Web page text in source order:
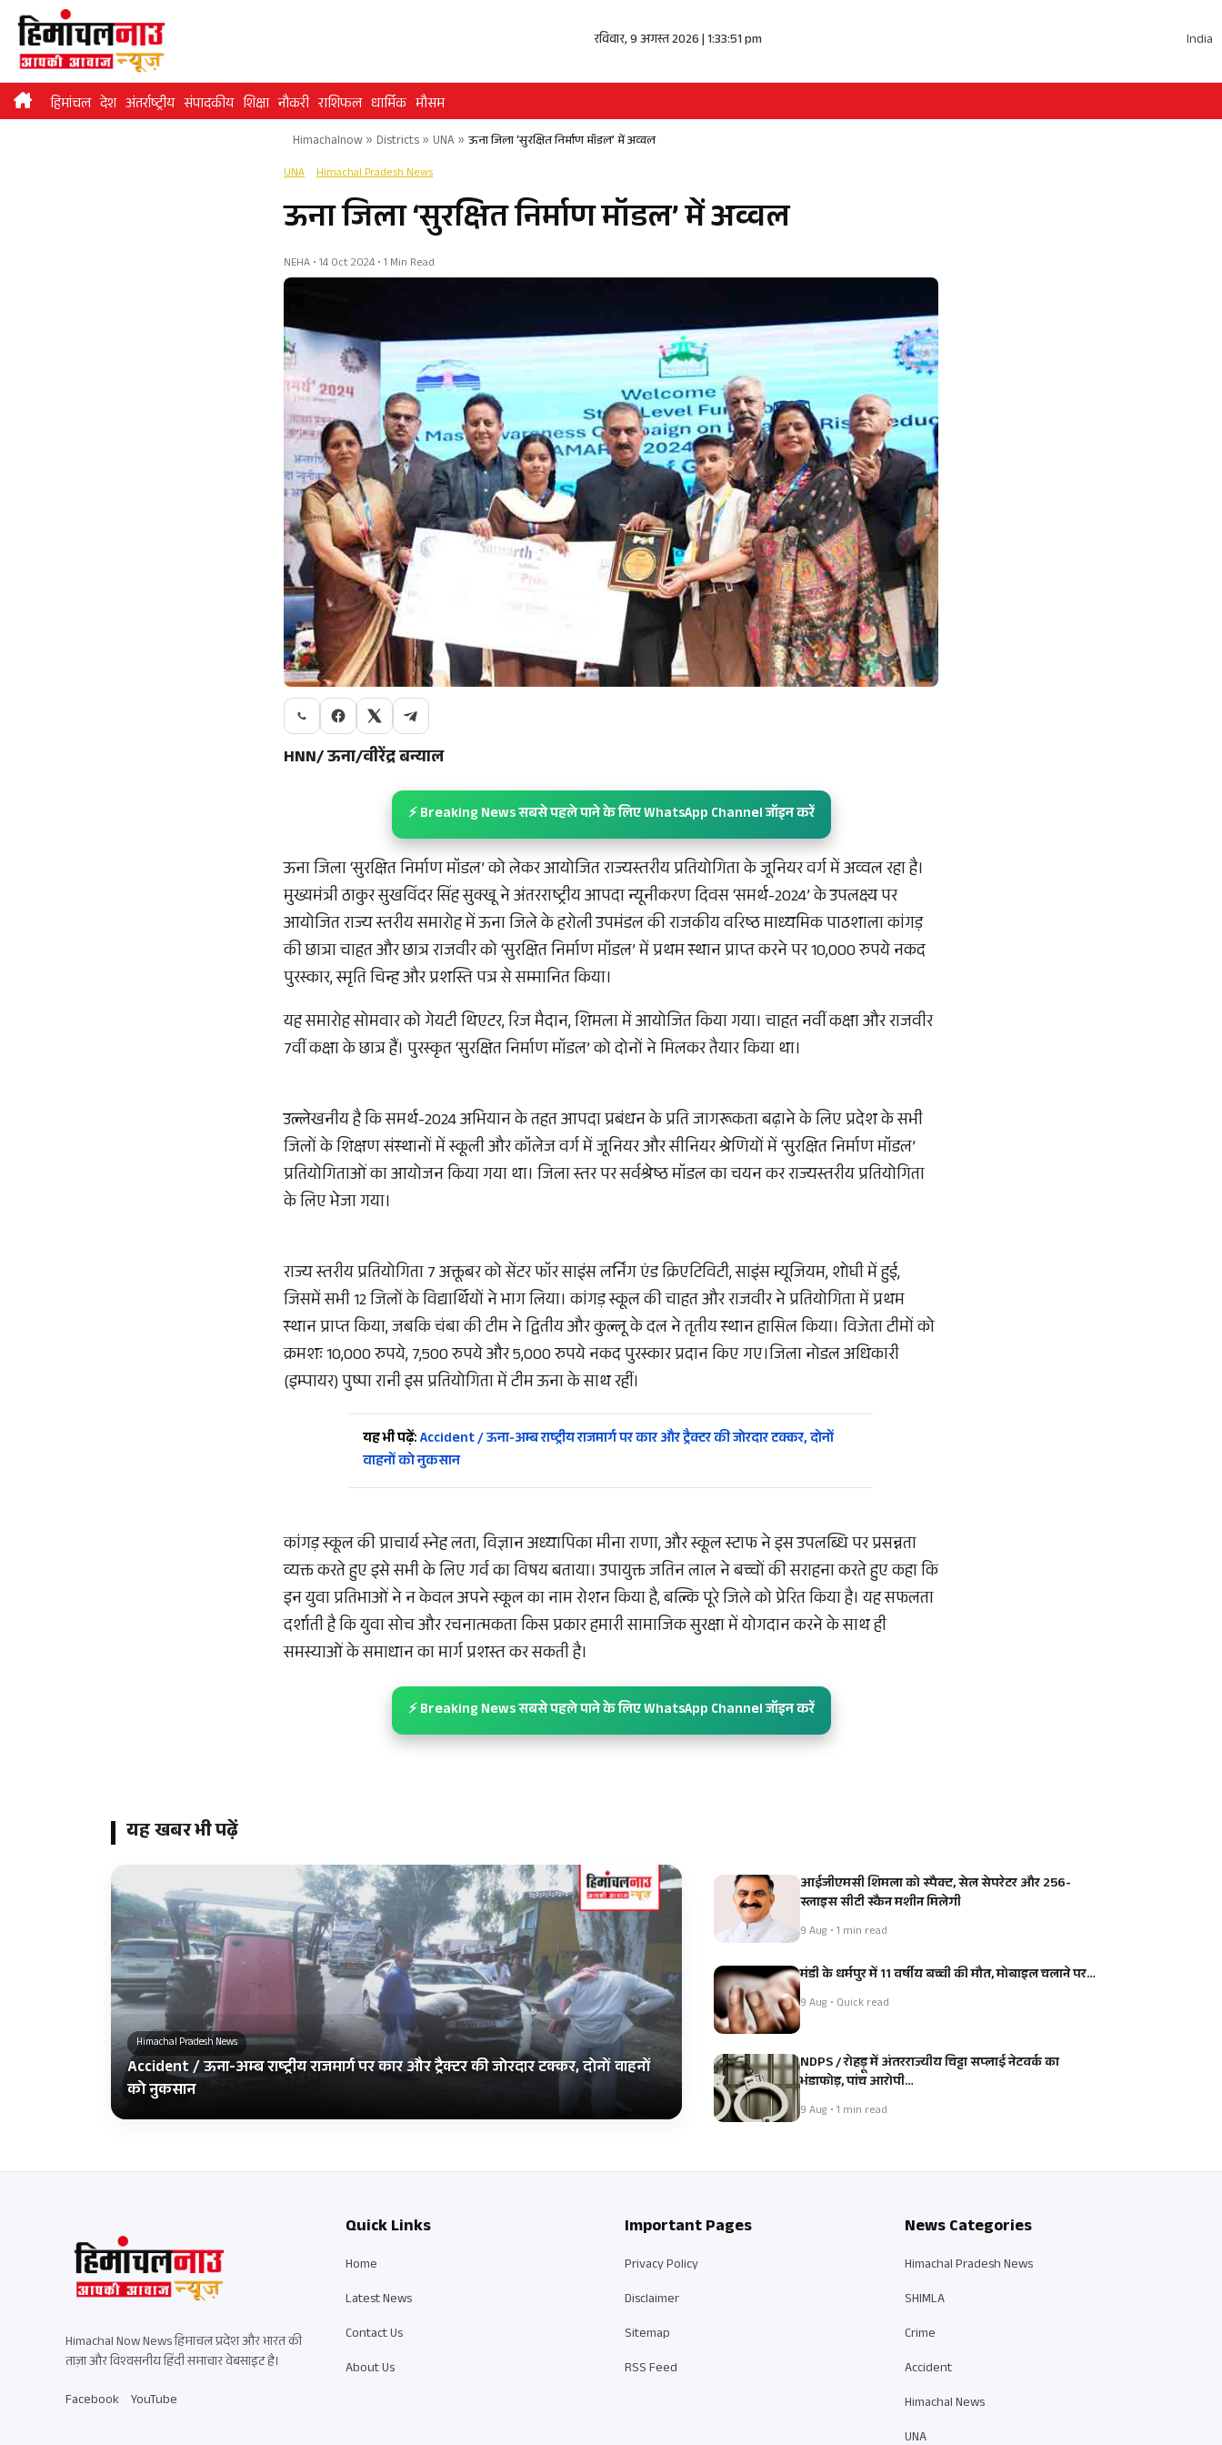
Skip
content
रविवार, 9 अगस्त 2026 | 1:33:51 pm India
हिमांचल देश अंतर्राष्ट्रीय संपादकीय शिक्षा नौकरी राशिफल धार्मिक मौसम
Himachalnow» Districts» UNA » ऊना जिला ‘सुरक्षित निर्माण मॉडल’ में अव्वल
UNA Himachal Pradesh News
ऊना जिला ‘सुरक्षित निर्माण मॉडल’ में अव्वल
NEHA • 14 Oct 2024 • 1 Min Read
HNN/ ऊना/वीरेंद्र बन्याल
⚡ Breaking News सबसे पहले पाने के लिए WhatsApp Channel जॉइन करें
ऊना जिला ‘सुरक्षित निर्माण मॉडल’ को लेकर आयोजित राज्यस्तरीय प्रतियोगिता के जूनियर वर्ग में अव्वल रहा है।
मुख्यमंत्री ठाकुर सुखविंदर सिंह सुक्खू ने अंतरराष्ट्रीय आपदा न्यूनीकरण दिवस ‘समर्थ-2024’ के उपलक्ष्य पर
आयोजित राज्य स्तरीय समारोह में ऊना जिले के हरोली उपमंडल की राजकीय वरिष्ठ माध्यमिक पाठशाला कांगड़
की छात्रा चाहत और छात्र राजवीर को ‘सुरक्षित निर्माण मॉडल’ में प्रथम स्थान प्राप्त करने पर 10,000 रुपये नकद
पुरस्कार, स्मृति चिन्ह और प्रशस्ति पत्र से सम्मानित किया।
यह समारोह सोमवार को गेयटी थिएटर, रिज मैदान, शिमला में आयोजित किया गया। चाहत नवीं कक्षा और राजवीर
7वीं कक्षा के छात्र हैं। पुरस्कृत ‘सुरक्षित निर्माण मॉडल’ को दोनों ने मिलकर तैयार किया था।
उल्लेखनीय है कि समर्थ-2024 अभियान के तहत आपदा प्रबंधन के प्रति जागरूकता बढ़ाने के लिए प्रदेश के सभी
जिलों के शिक्षण संस्थानों में स्कूली और कॉलेज वर्ग में जूनियर और सीनियर श्रेणियों में ‘सुरक्षित निर्माण मॉडल’
प्रतियोगिताओं का आयोजन किया गया था। जिला स्तर पर सर्वश्रेष्ठ मॉडल का चयन कर राज्यस्तरीय प्रतियोगिता
के लिए भेजा गया।
राज्य स्तरीय प्रतियोगिता 7 अक्तूबर को सेंटर फॉर साइंस लर्निंग एंड क्रिएटिविटी, साइंस म्यूजियम, शोघी में हुई,
जिसमें सभी 12 जिलों के विद्यार्थियों ने भाग लिया। कांगड़ स्कूल की चाहत और राजवीर ने प्रतियोगिता में प्रथम
स्थान प्राप्त किया, जबकि चंबा की टीम ने द्वितीय और कुल्लू के दल ने तृतीय स्थान हासिल किया। विजेता टीमों को
क्रमशः 10,000 रुपये, 7,500 रुपये और 5,000 रुपये नकद पुरस्कार प्रदान किए गए।जिला नोडल अधिकारी
(इम्पायर) पुष्पा रानी इस प्रतियोगिता में टीम ऊना के साथ रहीं।
यह भी पढ़ें:Accident / ऊना-अम्ब राष्ट्रीय राजमार्ग पर कार और ट्रैक्टर की जोरदार टक्कर, दोनों
वाहनों को नुकसान
कांगड़ स्कूल की प्राचार्य स्नेह लता, विज्ञान अध्यापिका मीना राणा, और स्कूल स्टाफ ने इस उपलब्धि पर प्रसन्नता
व्यक्त करते हुए इसे सभी के लिए गर्व का विषय बताया। उपायुक्त जतिन लाल ने बच्चों की सराहना करते हुए कहा कि
इन युवा प्रतिभाओं ने न केवल अपने स्कूल का नाम रोशन किया है, बल्कि पूरे जिले को प्रेरित किया है। यह सफलता
दर्शाती है कि युवा सोच और रचनात्मकता किस प्रकार हमारी सामाजिक सुरक्षा में योगदान करने के साथ ही
समस्याओं के समाधान का मार्ग प्रशस्त कर सकती है।
⚡ Breaking News सबसे पहले पाने के लिए WhatsApp Channel जॉइन करें
यह खबर भी पढ़ें
Himachal Pradesh News
Accident / ऊना-अम्ब राष्ट्रीय राजमार्ग पर कार और ट्रैक्टर की जोरदार टक्कर, दोनों वाहनों
को नुकसान
आईजीएमसी शिमला को स्पैक्ट, सेल सेपरेटर और 256-
स्लाइस सीटी स्कैन मशीन मिलेगी
9 Aug • 1 min read
मंडी के धर्मपुर में 11 वर्षीय बच्ची की मौत, मोबाइल चलाने पर…
9 Aug • Quick read
NDPS / रोहड़ू में अंतरराज्यीय चिट्टा सप्लाई नेटवर्क का
भंडाफोड़, पांच आरोपी…
9 Aug • 1 min read
Himachal Now News हिमाचल प्रदेश और भारत की
ताज़ा और विश्वसनीय हिंदी समाचार वेबसाइट है।
Facebook YouTube
Quick Links
Home
Latest News
Contact Us
About Us
Important Pages
Privacy Policy
Disclaimer
Sitemap
RSS Feed
News Categories
Himachal Pradesh News
SHIMLA
Crime
Accident
Himachal News
UNA